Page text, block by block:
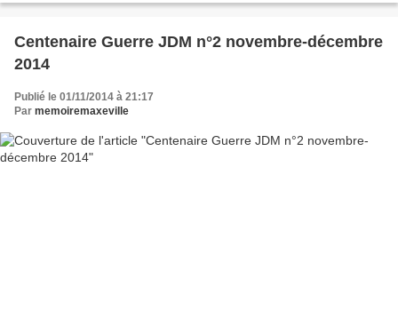
Centenaire Guerre JDM n°2 novembre-décembre
2014
Publié le 01/11/2014 à 21:17
Par memoiremaxeville